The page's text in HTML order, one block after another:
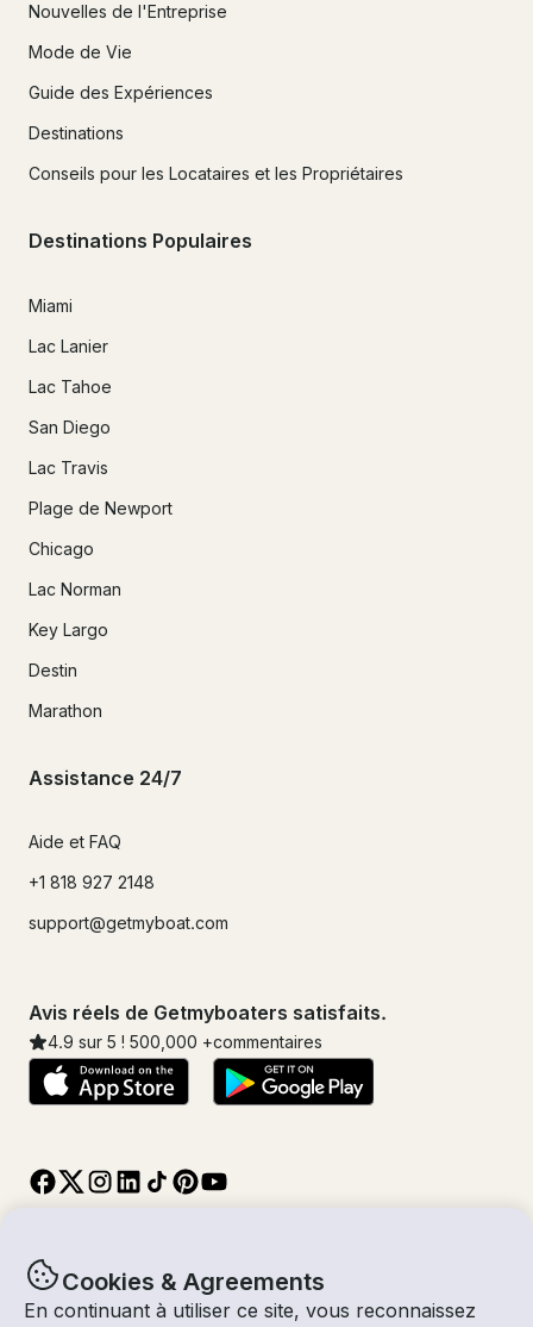
Cookies & Agreements
En continuant à utiliser ce site, vous reconnaissez
Nouvelles de l'Entreprise
Mode de Vie
Guide des Expériences
Destinations
Conseils pour les Locataires et les Propriétaires
Destinations Populaires
Miami
Lac Lanier
Lac Tahoe
San Diego
Lac Travis
Plage de Newport
Chicago
Lac Norman
Key Largo
Destin
Marathon
Assistance 24/7
Aide et FAQ
+1 818 927 2148
support@getmyboat.com
Avis réels de Getmyboaters satisfaits.
4.9 sur 5 ! 500,000 +commentaires
© Getmyboat 2026TermesConfidentialité